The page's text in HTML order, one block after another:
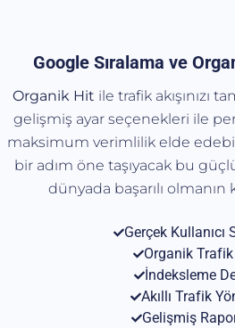
Google Sıralama ve
Organik Hit ile trafik akışınızı
gelişmiş ayar seçenekleri ile
maksimum verimlilik elde
bir adım öne taşıyacak bu
dünyada başarılı olmanın
Gerçek Kullanıcı
Organik Trafik
İndeksleme
Akıllı Trafik
Gelişmiş